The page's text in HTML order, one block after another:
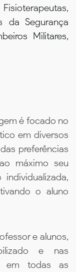
da Segurança
Militares,
é focado no
em diversos
preferências
máximo seu
o aluno
e alunos,
e nas
em todas as